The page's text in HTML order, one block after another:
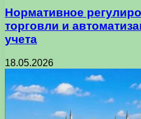
Нормативное
торговли и
учета
18.05.2026